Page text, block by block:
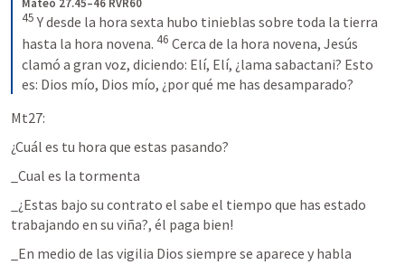
45 Y desde la hora sexta hubo tinieblas sobre toda la tierra
hasta la hora novena. 46 Cerca de la hora novena, Jesús
clamó a gran voz, diciendo: Elí, Elí, ¿lama sabactani? Esto
es: Dios mío, Dios mío, ¿por qué me has desamparado?
Mt27:
¿Cuál es tu hora que estas pasando?
_Cual es la tormenta
_¿Estas bajo su contrato el sabe el tiempo que has estado
trabajando en su viña?, él paga bien!
_En medio de las vigilia Dios siempre se aparece y habla